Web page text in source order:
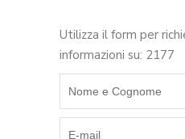
Utilizza il form per
informazioni su: 2177